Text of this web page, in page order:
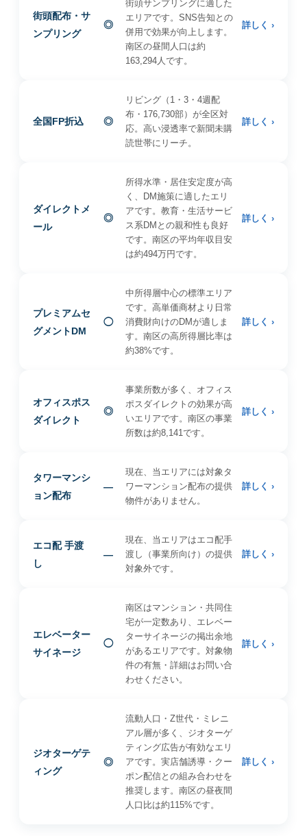
街頭配布・サ
ンプリング
◎
街頭サンプリングに適した
エリアです。SNS告知との
併用で効果が向上します。
南区の昼間人口は約
163,294人です。
詳しく ›
全国FP折込 ◎
リビング（1・3・4週配
布・176,730部）が全区対
応。高い浸透率で新聞未購
読世帯にリーチ。
詳しく ›
ダイレクトメ
ール
◎
所得水準・居住安定度が高
く、DM施策に適したエリ
アです。教育・生活サービ
ス系DMとの親和性も良好
です。南区の平均年収目安
は約494万円です。
詳しく ›
プレミアムセ
グメントDM
◯
中所得層中心の標準エリア
です。高単価商材より日常
消費財向けのDMが適しま
す。南区の高所得層比率は
約38%です。
詳しく ›
オフィスポス
ダイレクト
◎
事業所数が多く、オフィス
ポスダイレクトの効果が高
いエリアです。南区の事業
所数は約8,141です。
詳しく ›
タワーマンシ
ョン配布
—
現在、当エリアには対象タ
ワーマンション配布の提供
物件がありません。
詳しく ›
エコ配 手渡
し
—
現在、当エリアはエコ配手
渡し（事業所向け）の提供
対象外です。
詳しく ›
エレベーター
サイネージ
◯
南区はマンション・共同住
宅が一定数あり、エレベー
ターサイネージの掲出余地
があるエリアです。対象物
件の有無・詳細はお問い合
わせください。
詳しく ›
ジオターゲテ
ィング
◎
流動人口・Z世代・ミレニ
アル層が多く、ジオターゲ
ティング広告が有効なエリ
アです。実店舗誘導・クー
ポン配信との組み合わせを
推奨します。南区の昼夜間
人口比は約115%です。
詳しく ›